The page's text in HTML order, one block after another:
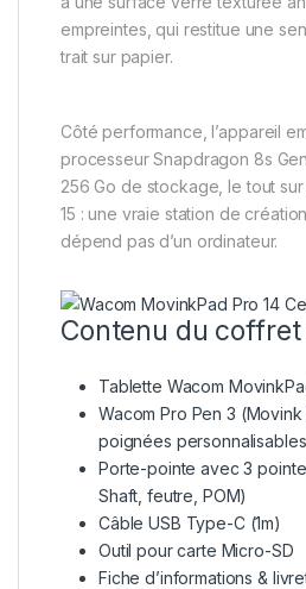
empreintes, qui restitue une
trait sur papier.
Côté performance, l’appareil
processeur Snapdragon 8s
256 Go de stockage, le tout
15 : une vraie station de
dépend pas d’un ordinateur.
Contenu du coffret
Tablette Wacom
Wacom Pro Pen 3
poignées personnalisables
Porte-pointe avec 3
Shaft, feutre, POM)
Câble USB Type-C (1m)
Outil pour carte Micro-SD
Fiche d’informations &